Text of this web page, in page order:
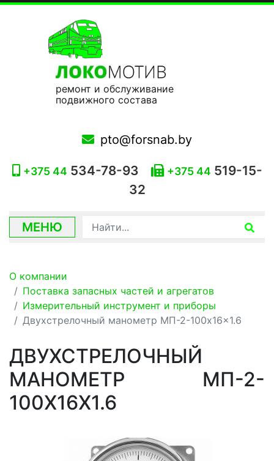
ремонт и обслуживание
подвижного состава
pto@forsnab.by
+375 44 534-78-93 +375 44 519-15-
32
МЕНЮ
О компании
Поставка запасных частей и агрегатов
Измерительный инструмент и приборы
Двухстрелочный манометр МП-2-100x16x1.6
ДВУХСТРЕЛОЧНЫЙ
МАНОМЕТР МП-2-
100X16X1.6